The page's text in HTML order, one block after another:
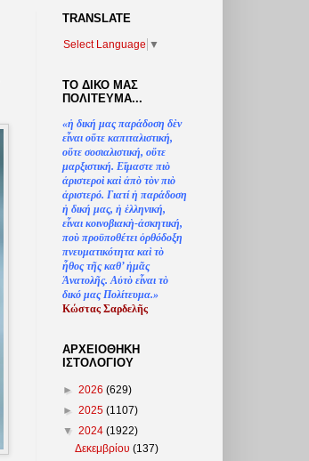
TRANSLATΕ
Select Language ▼
ΤΟ ΔΙΚΟ ΜΑΣ
ΠΟΛΙΤΕΥΜΑ...
«ἡ δική μας παράδοση δὲν
εἶναι οὔτε καπιταλιστική,
οὔτε σοσιαλιστική, οὔτε
μαρξιστική. Εἴμαστε πιὸ
ἀριστεροὶ καὶ ἀπὸ τὸν πιὸ
ἀριστερό. Γιατίἡ παράδοση
ἡ δική μας, ἡ ἑλληνική,
εἶναι κοινοβιακὴ-ἀσκητική,
ποὺ προϋποθέτει ὀρθόδοξη
πνευματικότητα καὶ τὸ
ἦθος τῆς καθ’ἠμᾶς
Ἀνατολῆς. Αὐτὸ εἶναι τὸ
δικό μας Πολίτευμα.»
Κώστας Σαρδελῆς
ΑΡΧΕΙΟΘΗΚΗ
ΙΣΤΟΛΟΓΙΟΥ
► 2026 (629)
► 2025 (1107)
▼ 2024 (1922)
Δεκεμβρίου(137)